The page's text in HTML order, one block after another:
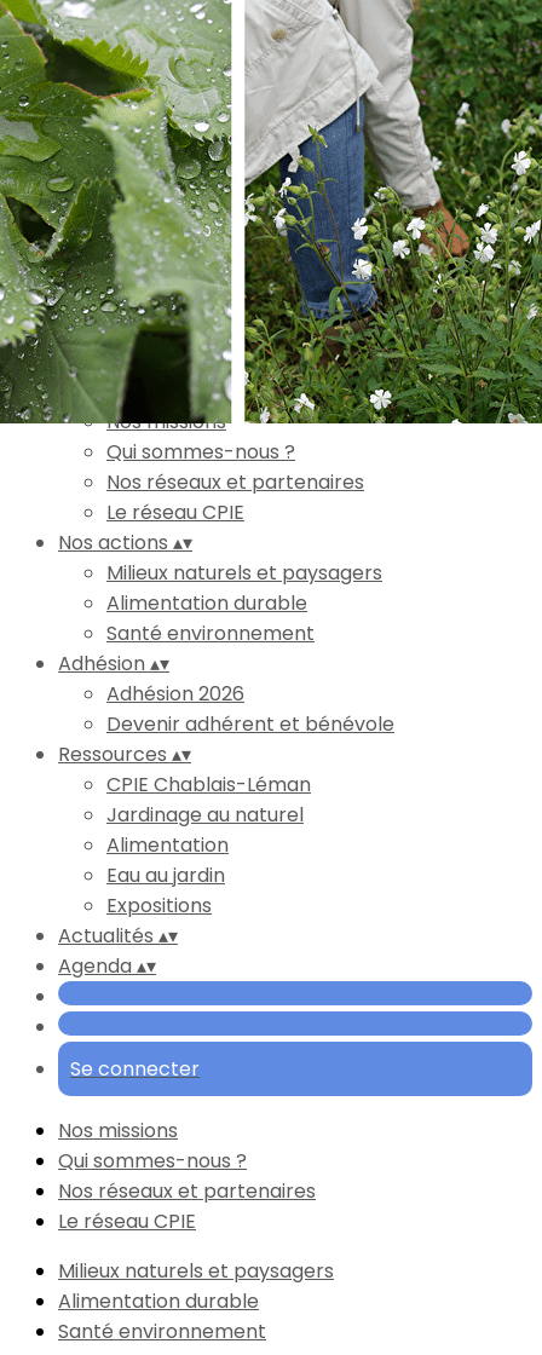
Exporter les lignes sélectionnées
Exporter toutes les colonnes
Exporter uniquement les colonnes affichées
Menu
Ajoutez un logo, un bouton, des réseaux sociaux
Cliquez pour éditer
Accueil▴
L'association
▴▾
Nos missions
Qui sommes-nous ?
Nos réseaux et partenaires
Le réseau CPIE
Nos actions ▴▾
Milieux naturels et paysagers
Alimentation durable
Santé environnement
Adhésion▴▾
Adhésion 2026
Devenir adhérent et bénévole
Ressources ▴▾
CPIE Chablais-Léman
Jardinage au naturel
Alimentation
Eau au jardin
Expositions
Actualités ▴▾
Agenda▴▾
Se connecter
Nos missions
Qui sommes-nous ?
Nos réseaux et partenaires
Le réseau CPIE
Milieux naturels et paysagers
Alimentation durable
Santé environnement